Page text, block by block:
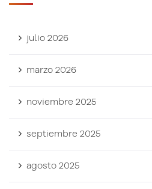
julio 2026
marzo 2026
noviembre 2025
septiembre 2025
agosto 2025